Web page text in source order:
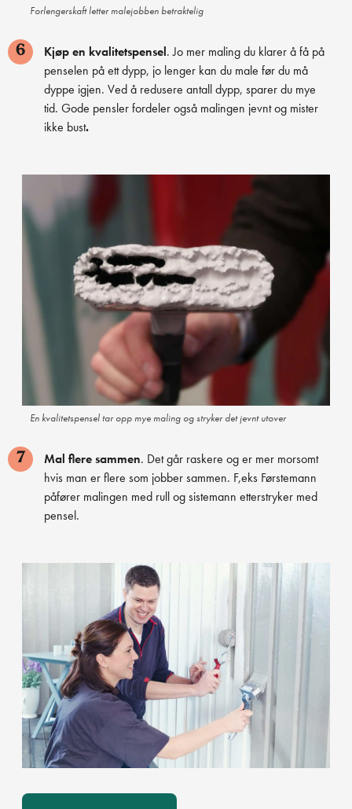
Forlengerskaft letter malejobben betraktelig
6 Kjøp en kvalitetspensel. Jo mer maling du klarer å få på
penselen på ett dypp, jo lenger kan du male før du må
dyppe igjen. Ved å redusere antall dypp, sparer du mye
tid. Gode pensler fordeler også malingen jevnt og mister
ikke bust.
En kvalitetspensel tar opp mye maling og stryker det jevnt utover
7 Mal flere sammen. Det går raskere og er mer morsomt
hvis man er flere som jobber sammen. F,eks Førstemann
påfører malingen med rull og sistemann etterstryker med
pensel.